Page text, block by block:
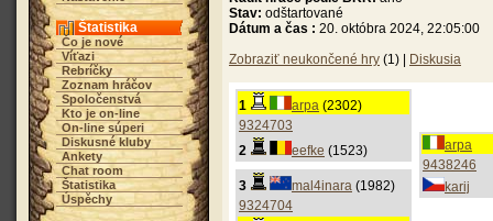
Štatistika
Čo je nové
Víťazi
Rebríčky
Zoznam hráčov
Spoločenstvá
Kto je on-line
On-line súperi
Diskusné kluby
Ankety
Chat room
Štatistika
Úspěchy
Stav: odštartované
Dátum a čas : 20. októbra 2024, 22:05:00
Zobraziť neukončené hry (1) | Diskusia
1 arpa (2302)
9324703
2
eefke (1523)
arpa
9438246
karij
3 mal4inara (1982)
9324704